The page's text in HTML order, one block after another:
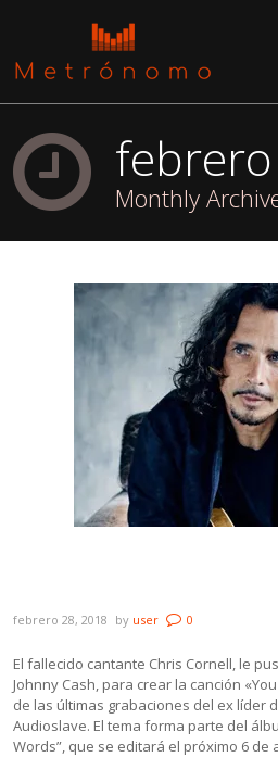
Monthly
febrero 28, 2018 by user 0
El fallecido cantante Chris Cornell, le
Johnny Cash, para crear la canción
de las últimas grabaciones del ex líder
Audioslave. El tema forma parte del
Words”, que se editará el próximo 6 de